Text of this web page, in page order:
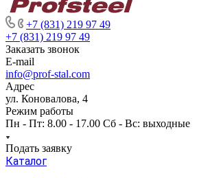
+7 (831) 219 97 49
+7 (831) 219 97 49
Заказать звонок
E-mail
info@prof-stal.com
Адрес
ул. Коновалова, 4
Режим работы
Пн - Пт: 8.00 - 17.00 Сб - Вс: выходные
Подать заявку
Каталог